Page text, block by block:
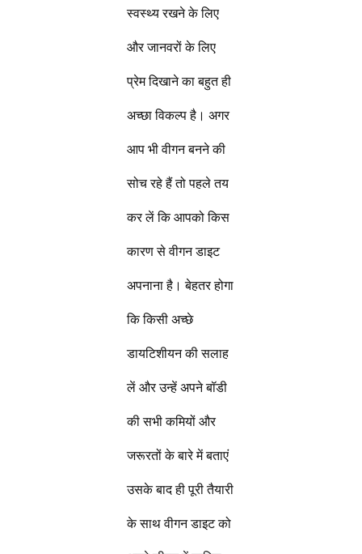
स्वस्थ्य रखने के लिए
और जानवरों के लिए
प्रेम दिखाने का बहुत ही
अच्छा विकल्प है। अगर
आप भी वीगन बनने की
सोच रहे हैं तो पहले तय
कर लें कि आपको किस
कारण से वीगन डाइट
अपनाना है। बेहतर होगा
कि किसी अच्छे
डायटिशीयन की सलाह
लें और उन्हें अपने बॉडी
की सभी कमियों और
जरूरतों के बारे में बताएं
उसके बाद ही पूरी तैयारी
के साथ वीगन डाइट को